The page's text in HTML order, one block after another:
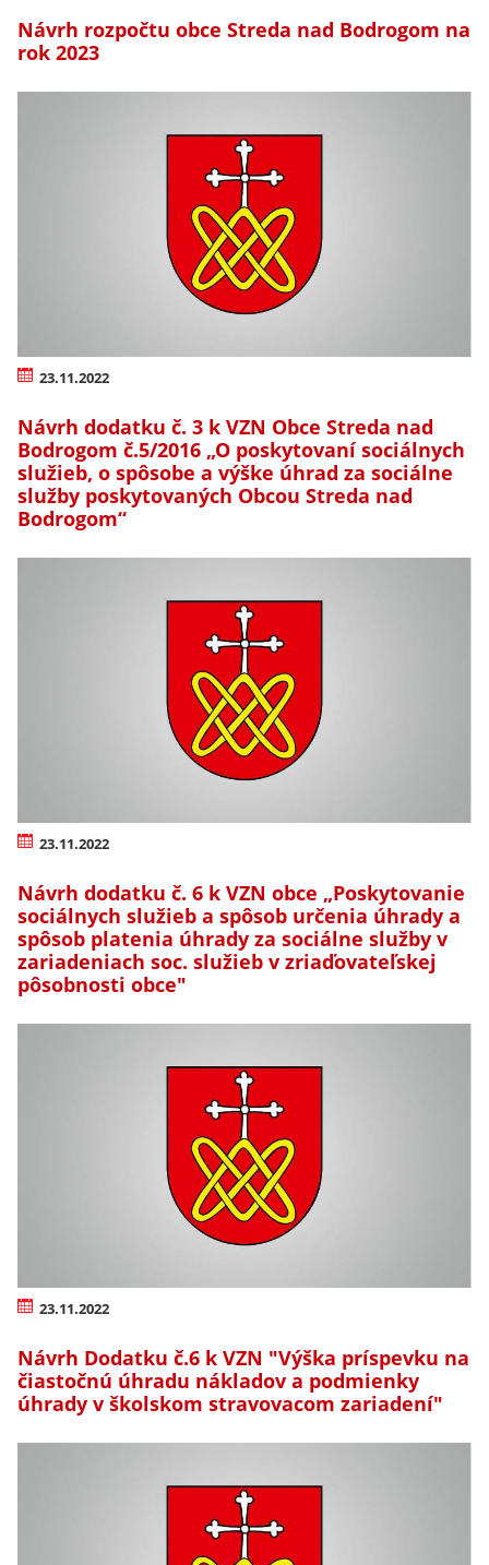
Návrh rozpočtu obce Streda nad Bodrogom na
rok 2023
23.11.2022
Návrh dodatku č. 3 k VZN Obce Streda nad
Bodrogom č.5/2016 „O poskytovaní sociálnych
služieb, o spôsobe a výške úhrad za sociálne
služby poskytovaných Obcou Streda nad
Bodrogom“
23.11.2022
Návrh dodatku č. 6 k VZN obce „Poskytovanie
sociálnych služieb a spôsob určenia úhrady a
spôsob platenia úhrady za sociálne služby v
zariadeniach soc. služieb v zriaďovateľskej
pôsobnosti obce"
23.11.2022
Návrh Dodatku č.6 k VZN "Výška príspevku na
čiastočnú úhradu nákladov a podmienky
úhrady v školskom stravovacom zariadení"